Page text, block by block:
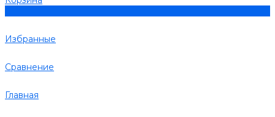
Избранные
Сравнение
Главная